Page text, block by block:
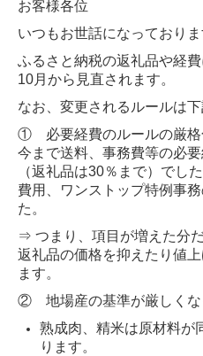
お客様各位
いつもお世話になっておりま
ふるさと納税の返礼品や経
10月から見直されます。
なお、変更されるルールは下
① 必要経費のルールの厳格
今まで送料、事務費等の必
（返礼品は30％まで）でした
費用、ワンストップ特例事
た。
⇒ つまり、項目が増えた分
返礼品の価格を抑えたり値
ます。
② 地場産の基準が厳しくな
熟成肉、精米は原材料が
ります。